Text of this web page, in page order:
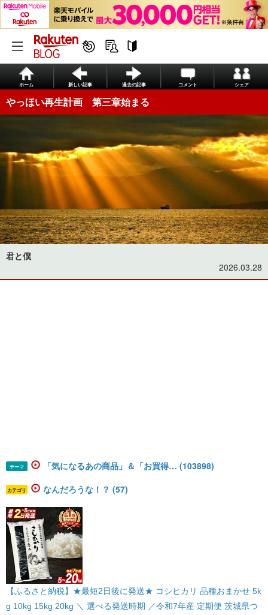
ホーム 新しい記事 過去の記事 コメント シェア
やっほい再生計画 第三章始まる
君と僕
2026.03.28
テーマ 「気になるあの商品」＆「お買得… (103898)
カテゴリ なんだろうな！？ (57)
【ふるさと納税】★最短2日後に発送★ コシヒカリ 品種おまかせ 5k
g 10kg 15kg 20kg ＼ 選べる発送時期 ／令和7年産 定期便 茨城県つ